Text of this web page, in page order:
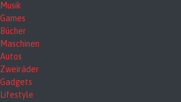
Musik
Games
Bücher
Maschinen
Autos
Zweiräder
Gadgets
Lifestyle